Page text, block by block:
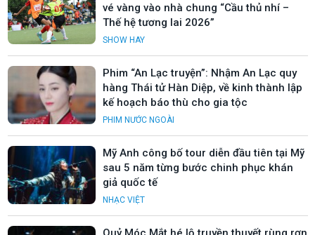
vé vàng vào nhà chung “Cầu thủ nhí –
Thế hệ tương lai 2026”
SHOW HAY
Phim “An Lạc truyện”: Nhậm An Lạc quy
hàng Thái tử Hàn Diệp, về kinh thành lập
kế hoạch báo thù cho gia tộc
PHIM NƯỚC NGOÀI
Mỹ Anh công bố tour diễn đầu tiên tại Mỹ
sau 5 năm từng bước chinh phục khán
giả quốc tế
NHẠC VIỆT